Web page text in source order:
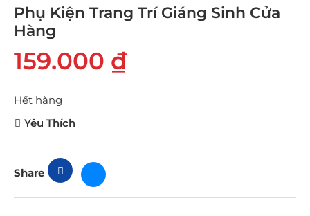
Phụ Kiện Trang Trí Giáng Sinh Cửa
Hàng
159.000 ₫
Hết hàng
Yêu Thích
Share